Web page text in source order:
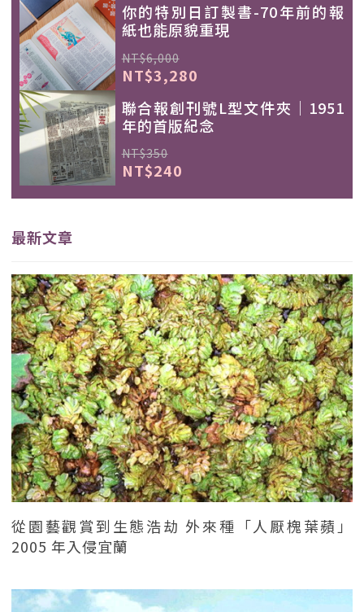
你的特別日訂製書-70年前的報
紙也能原貌重現
NT$6,000
NT$3,280
聯合報創刊號L型文件夾｜1951
年的首版紀念
NT$350
NT$240
最新文章
從園藝觀賞到生態浩劫 外來種「人厭槐葉蘋」
2005 年入侵宜蘭